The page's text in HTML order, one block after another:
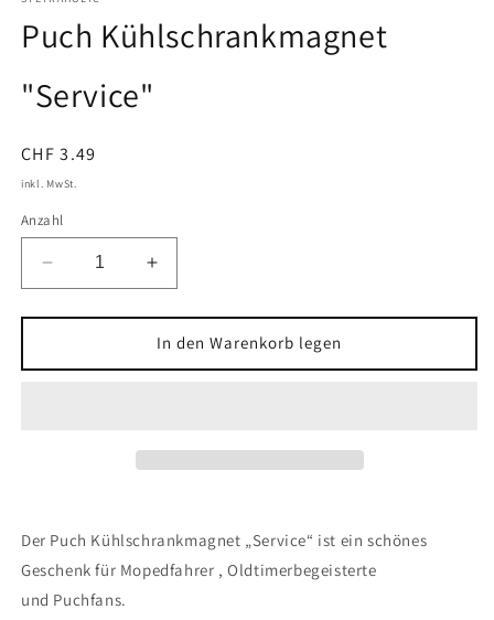
öffnen
Puch Kühlschrankmagnet
"Service"
Normaler
Preis
CHF 3.49
inkl. MwSt.
Anzahl
Verringere
die
Menge
Puch
Erhöhe
die
Menge
für
Puch
In den Warenkorb legen
Der Puch Kühlschrankmagnet „Service“ ist ein schönes
Geschenk für Mopedfahrer , Oldtimerbegeisterte
und Puchfans.